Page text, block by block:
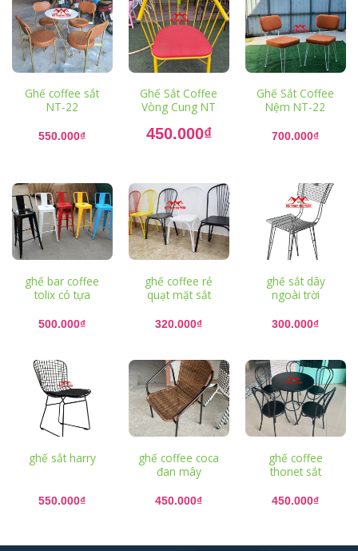
Ghế coffee sắt
NT-22
550.000₫
Ghế Sắt Coffee
Vòng Cung NT
Giá
gốc
450.000₫
450.000₫.
Ghế Sắt Coffee
Nệm NT-22
700.000₫
ghế bar coffee
tolix có tựa
500.000₫
ghế coffee rẻ
quạt mặt sắt
320.000₫
ghế sắt dây
ngoài trời
300.000₫
ghế sắt harry
550.000₫
ghế coffee coca
đan mây
450.000₫
ghế coffee
thonet sắt
450.000₫